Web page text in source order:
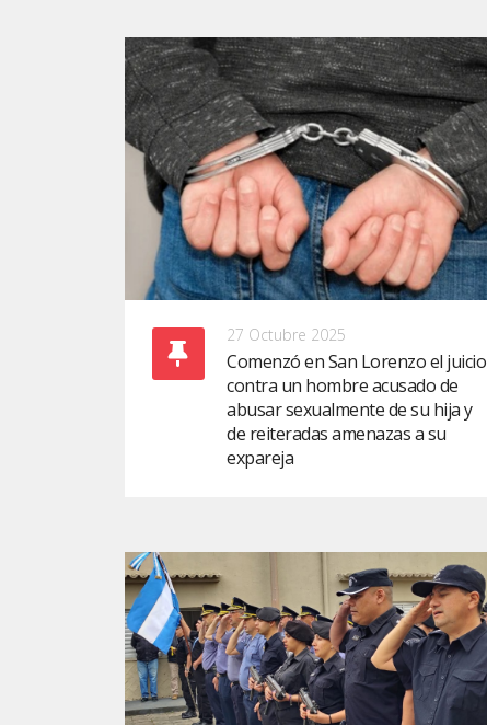
27 Octubre 2025
Comenzó en San Lorenzo el juicio
contra un hombre acusado de
abusar sexualmente de su hija y
de reiteradas amenazas a su
expareja